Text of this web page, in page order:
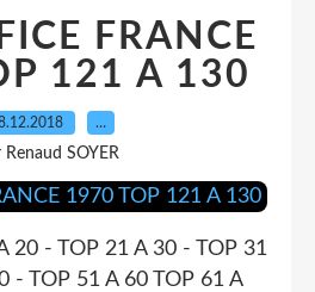
FRANCE
121 A 130
…
Renaud SOYER
20 - TOP 21 A 30 - TOP 31
- TOP 51 A 60 TOP 61 A